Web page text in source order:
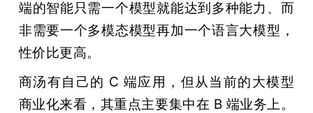
端的智能只需一个模型就能达到多种能力、而
非需要一个多模态模型再加一个语言大模型，
性价比更高。
商汤有自己的 C 端应用，但从当前的大模型
商业化来看，其重点主要集中在 B 端业务上。